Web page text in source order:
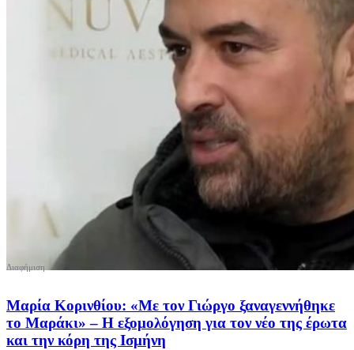
Μαρία Κορινθίου: «Με τον Γιώργο ξαναγεννήθηκε
το Μαράκι» – Η εξομολόγηση για τον νέο της έρωτα
και την κόρη της Ισμήνη